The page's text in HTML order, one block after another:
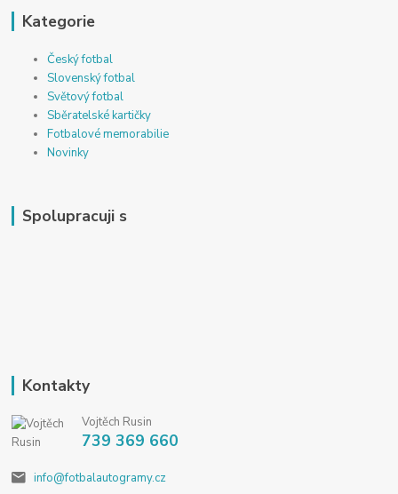
Kategorie
Český fotbal
Slovenský fotbal
Světový fotbal
Sběratelské kartičky
Fotbalové memorabilie
Novinky
Spolupracuji s
Kontakty
Vojtěch Rusin
739 369 660
info@fotbalautogramy.cz